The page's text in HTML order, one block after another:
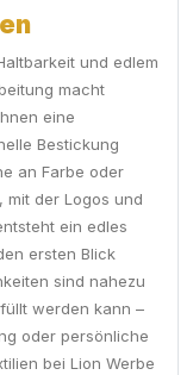
und edlem
macht
eine
Bestickung
an Farbe oder
mit der Logos und
ein edles
ersten Blick
sind nahezu
werden kann –
oder persönliche
bei Lion Werbe